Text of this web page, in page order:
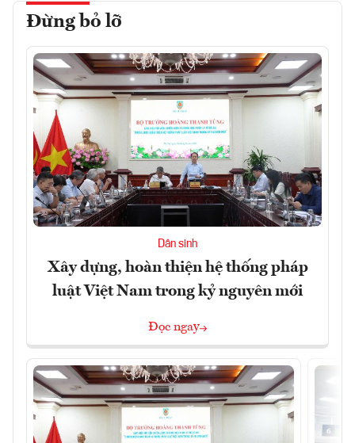
Đừng bỏ lỡ
Dân sinh
Xây dựng, hoàn thiện hệ thống pháp
luật Việt Nam trong kỷ nguyên mới
Đọc ngay